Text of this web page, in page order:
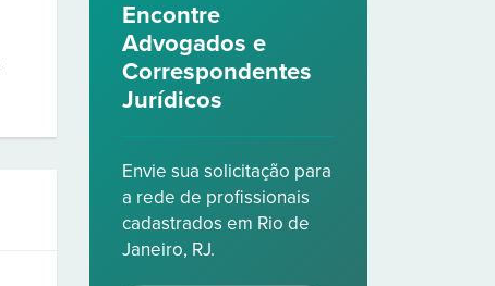
Encontre
Advogados e
Correspondentes
Jurídicos
Envie sua solicitação para
a rede de profissionais
cadastrados em Rio de
Janeiro, RJ.